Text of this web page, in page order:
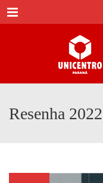
Menu
Resenha 2022